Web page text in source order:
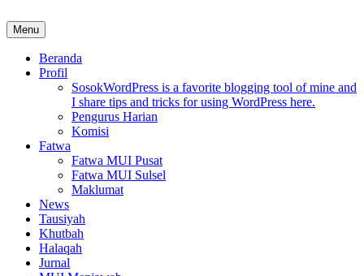
to
content
MUI Sulawesi Selatan
Khadimul Ummah wa Shadiqul Hukuuma
Menu
Beranda
Profil
SosokWordPress is a favorite blogging tool of mine and
I share tips and tricks for using WordPress here.
Pengurus Harian
Komisi
Fatwa
Fatwa MUI Pusat
Fatwa MUI Sulsel
Maklumat
News
Tausiyah
Khutbah
Halaqah
Jurnal